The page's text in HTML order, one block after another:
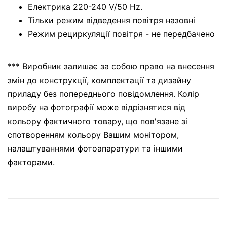
Електрика 220-240 V/50 Hz.
Тільки режим відведення повітря назовні
Режим рециркуляції повітря - не передбачено
*** Виробник залишає за собою право на внесення
змін до конструкції, комплектації та дизайну
приладу без попереднього повідомлення. Колір
виробу на фотографії може відрізнятися від
кольору фактичного товару, що пов'язане зі
спотворенням кольору Вашим монітором,
налаштуваннями фотоапаратури та іншими
факторами.